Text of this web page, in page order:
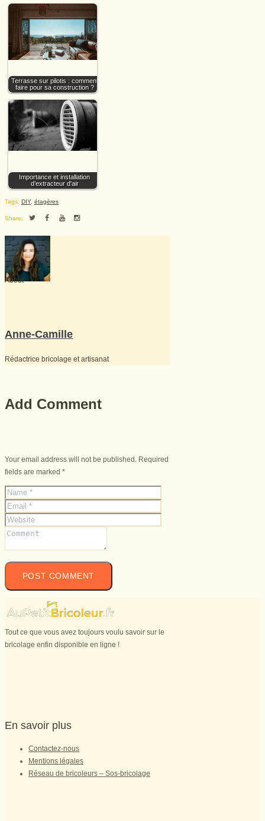
Terrasse sur pilotis : comment
faire pour sa construction ?
Importance et installation
d’extracteur d'air
Tags: DIY, étagères
Share:
About
Anne-Camille
Rédactrice bricolage et artisanat
Add Comment
Your email address will not be published. Required
fields are marked *
Tout ce que vous avez toujours voulu savoir sur le
bricolage enfin disponible en ligne !
En savoir plus
Contactez-nous
Mentions légales
Réseau de bricoleurs – Sos-bricolage